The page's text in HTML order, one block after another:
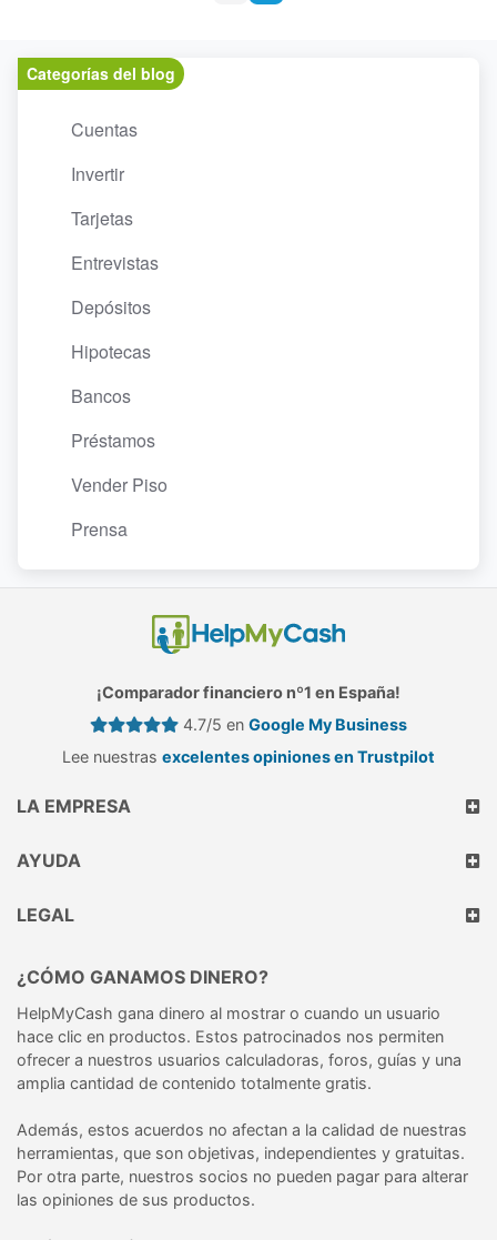
Categorías del blog
Cuentas
Invertir
Tarjetas
Entrevistas
Depósitos
Hipotecas
Bancos
Préstamos
Vender Piso
Prensa
¡Comparador financiero nº1 en España!
4.7/5 en Google My Business
Lee nuestras excelentes opiniones en Trustpilot
LA EMPRESA
AYUDA
LEGAL
¿CÓMO GANAMOS DINERO?
HelpMyCash gana dinero al mostrar o cuando un usuario
hace clic en productos. Estos patrocinados nos permiten
ofrecer a nuestros usuarios calculadoras, foros, guías y una
amplia cantidad de contenido totalmente gratis.
Además, estos acuerdos no afectan a la calidad de nuestras
herramientas, que son objetivas, independientes y gratuitas.
Por otra parte, nuestros socios no pueden pagar para alterar
las opiniones de sus productos.